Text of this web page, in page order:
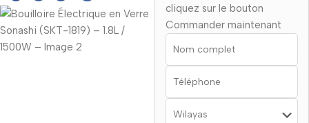
cliquez sur le bouton
Commander maintenant